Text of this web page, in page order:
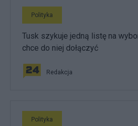
Polityka
Tusk szykuje jedną listę na
chce do niej dołączyć
Redakcja
Polityka